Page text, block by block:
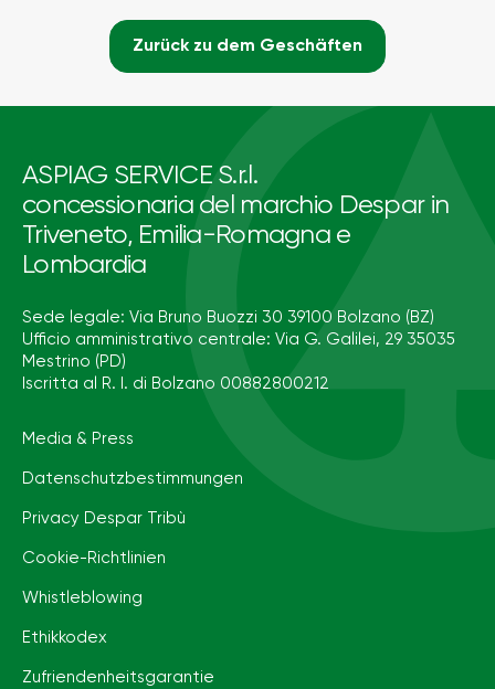
Zurück zu dem Geschäften
ASPIAG SERVICE S.r.l.
concessionaria del marchio Despar in
Triveneto, Emilia-Romagna e
Lombardia
Sede legale: Via Bruno Buozzi 30 39100 Bolzano (BZ)
Ufficio amministrativo centrale: Via G. Galilei, 29 35035
Mestrino (PD)
Iscritta al R. I. di Bolzano 00882800212
Media & Press
Datenschutzbestimmungen
Privacy Despar Tribù
Cookie-Richtlinien
Whistleblowing
Ethikkodex
Zufriendenheitsgarantie